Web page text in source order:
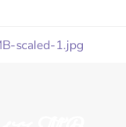
Warenkorb.
scaled-1.jpg